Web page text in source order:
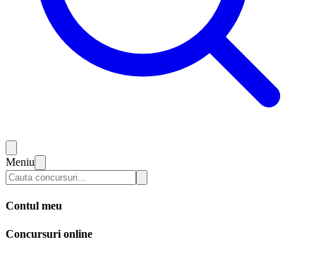
Meniu
Contul meu
Concursuri online